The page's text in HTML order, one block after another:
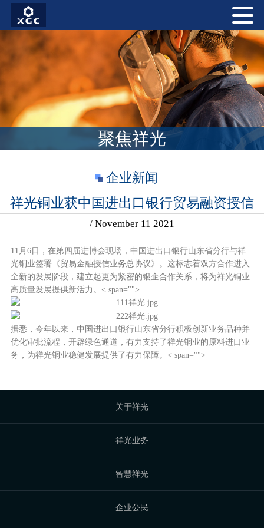
聚焦祥光
企业新闻
祥光铜业获中国进出口银行贸易融资授信
/ November 11 2021
11月6日，在第四届进博会现场，中国进出口银行山东省分行与祥
光铜业签署《贸易金融授信业务总协议》。这标志着双方合作进入
全新的发展阶段，建立起更为紧密的银企合作关系，将为祥光铜业
高质量发展提供新活力。< span="">
据悉，今年以来，中国进出口银行山东省分行积极创新业务品种并
优化审批流程，开辟绿色通道，有力支持了祥光铜业的原料进口业
务，为祥光铜业稳健发展提供了有力保障。< span="">
关于祥光
祥光业务
智慧祥光
企业公民